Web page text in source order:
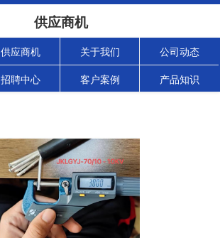
供应商机
供应商机 关于我们 公司动态
招聘中心 客户案例 产品知识